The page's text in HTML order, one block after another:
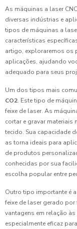
As máquinas a laser
diversas indústrias e
tipos de máquinas a
características
artigo, exploraremos os
aplicações, ajudando
adequado para seus
Um dos tipos mais
CO2. Este tipo de
feixe de laser. As
cortar e gravar
tecido. Sua capacidade
as torna ideais para
de produtos
conhecidas por sua
escolha popular entre
Outro tipo importante é a
feixe de laser gerado
vantagens em relação
especialmente eficaz